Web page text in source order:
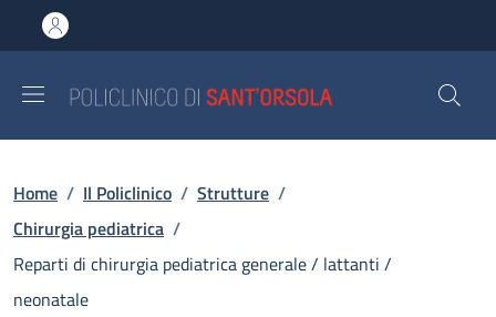
al contenuto principale
to footer content
Briciole di pane
Home / Il Policlinico / Strutture /
Chirurgia pediatrica /
Reparti di chirurgia pediatrica generale / lattanti /
neonatale